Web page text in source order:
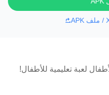
لعبة تعليمية للأطفال!